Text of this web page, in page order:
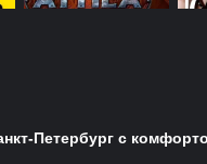
Петербург с